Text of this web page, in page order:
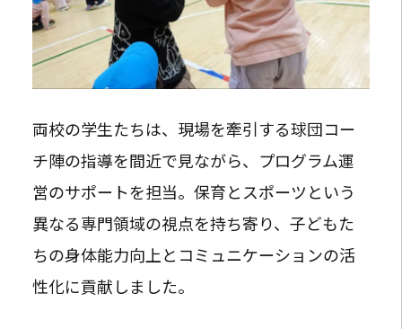
両校の学生たちは、現場を牽引する球団コー
チ陣の指導を間近で見ながら、プログラム運
営のサポートを担当。保育とスポーツという
異なる専門領域の視点を持ち寄り、子どもた
ちの身体能力向上とコミュニケーションの活
性化に貢献しました。